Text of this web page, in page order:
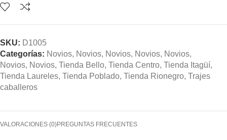
SKU: D1005
Categorías: Novios, Novios, Novios, Novios, Novios,
Novios, Novios, Tienda Bello, Tienda Centro, Tienda Itagüí,
Tienda Laureles, Tienda Poblado, Tienda Rionegro, Trajes
caballeros
VALORACIONES (0)PREGUNTAS FRECUENTES